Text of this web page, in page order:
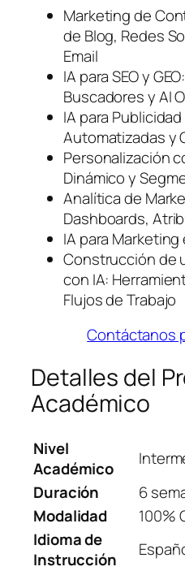
Marketing de
de Blog, Redes
Email
IA para SEO y
Buscadores y AI
IA para
Automatizadas y
Personalización
Dinámico y
Analítica de
Dashboards,
IA para
Construcción de
con IA:
Flujos de Trabajo
Contáctanos
Detalles del
Académico
Nivel
Académico
Duración
6
Modalidad
100%
Idioma de
Instrucción